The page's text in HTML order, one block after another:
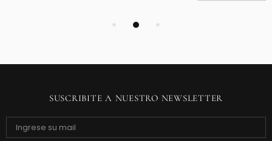
SUSCRIBITE A NUESTRO NEWSLETTER